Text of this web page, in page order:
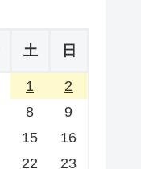
土 日
1
2
8
9
15
16
22
23